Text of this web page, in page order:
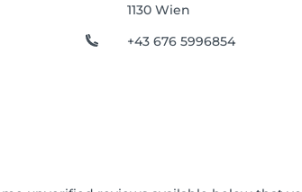
1130 Wien
+43 676 5996854